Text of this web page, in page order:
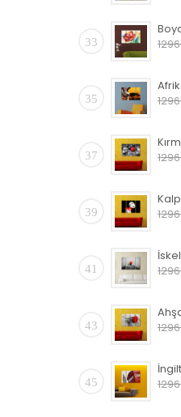
33
35
37
39
41
43
45